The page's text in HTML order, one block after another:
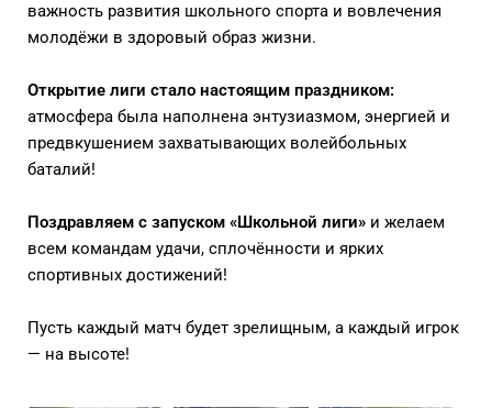
важность развития школьного спорта и вовлечения
молодёжи в здоровый образ жизни.
Открытие лиги стало настоящим праздником:
атмосфера была наполнена энтузиазмом, энергией и
предвкушением захватывающих волейбольных
баталий!
Поздравляем с запуском «Школьной лиги» и желаем
всем командам удачи, сплочённости и ярких
спортивных достижений!
Пусть каждый матч будет зрелищным, а каждый игрок
— на высоте!